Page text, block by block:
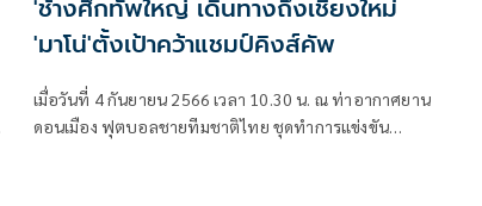
'ช้างศึกทัพใหญ่ เดินทางถึงเชียงใหม่
'มาโน่'ตั้งเป้าคว้าแชมป์คิงส์คัพ
เมื่อวันที่ 4 กันยายน 2566 เวลา 10.30 น. ณ ท่าอากาศยาน
ดอนเมือง ฟุตบอลชายทีมชาติไทย ชุดทำการแข่งขัน